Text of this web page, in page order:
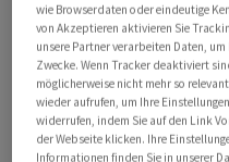
der Woche an.
der unterschiedlichen
Arbeitsmarkt vom
gewinnen werde. "Die
Zinspolitik in den USA
geworden", heisst es in
wie Browserdaten oder eindeutige
von Akzeptieren aktivieren Sie
unsere Partner verarbeiten Daten,
Zwecke. Wenn Tracker deaktiviert
möglicherweise nicht mehr so
wieder aufrufen, um Ihre
widerrufen, indem Sie auf den Link
der Webseite klicken. Ihre
Informationen finden Sie in unserer